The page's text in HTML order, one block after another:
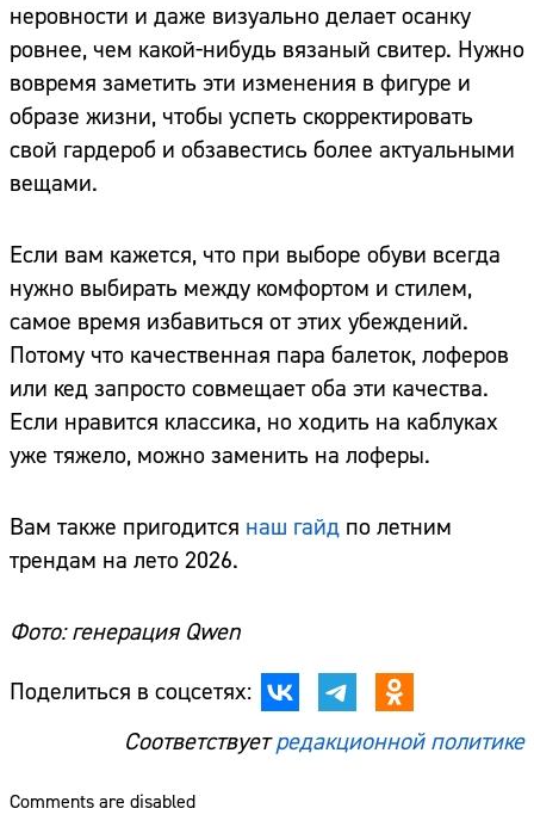
неровности и даже визуально делает осанку
ровнее, чем какой-нибудь вязаный свитер. Нужно
вовремя заметить эти изменения в фигуре и
образе жизни, чтобы успеть скорректировать
свой гардероб и обзавестись более актуальными
вещами.
Если вам кажется, что при выборе обуви всегда
нужно выбирать между комфортом и стилем,
самое время избавиться от этих убеждений.
Потому что качественная пара балеток, лоферов
или кед запросто совмещает оба эти качества.
Если нравится классика, но ходить на каблуках
уже тяжело, можно заменить на лоферы.
Вам также пригодится наш гайд по летним
трендам на лето 2026.
Фото: генерация Qwen
Поделиться в соцсетях:
Соответствуетредакционной политике
Comments are disabled